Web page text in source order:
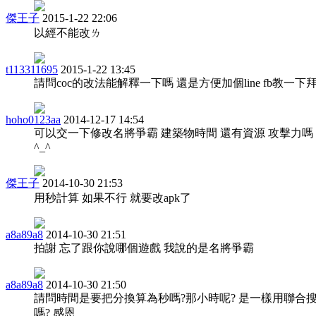
傑王子 2015-1-22 22:06
以經不能改ㄌ
t113311695 2015-1-22 13:45
請問coc的改法能解釋一下嗎 還是方便加個line fb教一下
hoho0123aa 2014-12-17 14:54
可以交一下修改名將爭霸 建築物時間 還有資源 攻擊力嗎
^_^
傑王子 2014-10-30 21:53
用秒計算 如果不行 就要改apk了
a8a89a8 2014-10-30 21:51
拍謝 忘了跟你說哪個遊戲 我說的是名將爭霸
a8a89a8 2014-10-30 21:50
請問時間是要把分換算為秒嗎?那小時呢? 是一樣用聯合
嗎? 感恩